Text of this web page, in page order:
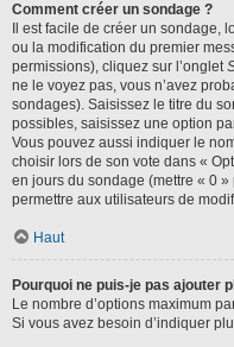
Comment créer un sondage ?
Il est facile de créer un sondage,
ou la modification du premier
permissions), cliquez sur l’onglet
ne le voyez pas, vous n’avez
sondages). Saisissez le titre du
possibles, saisissez une option
Vous pouvez aussi indiquer le
choisir lors de son vote dans «
en jours du sondage (mettre « 0
permettre aux utilisateurs de
Haut
Pourquoi ne puis-je pas ajouter
Le nombre d’options maximum
Si vous avez besoin d’indiquer